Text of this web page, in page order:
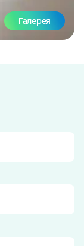
Галерея